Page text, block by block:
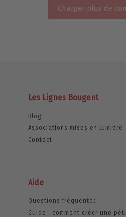
Charger plus de
Les Lignes Bougent
Blog
Associations mises en lumière
Contact
Aide
Questions fréquentes
Guide : comment créer une